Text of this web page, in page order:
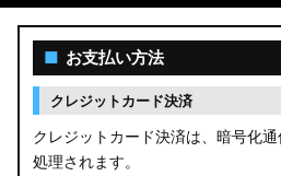
■ お支払い方法
クレジットカード決済
クレジットカード決済は、暗号化
処理されます。